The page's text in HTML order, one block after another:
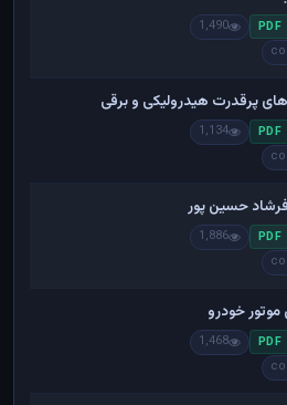
PDF
1,490
پرقدرت هیدرولیکی و برقی
PDF
1,134
حسین پور
PDF
1,886
خودرو
PDF
1,468